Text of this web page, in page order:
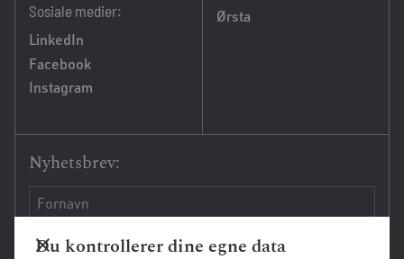
Sosiale medier:
LinkedIn
Facebook
Instagram
Ørsta
Nyhetsbrev:
Du kontrollerer dine egne data